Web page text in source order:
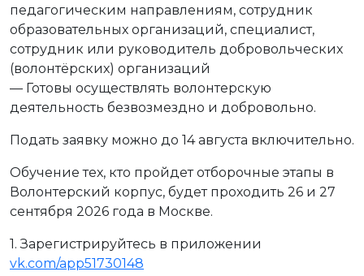
педагогическим направлениям, сотрудник
образовательных организаций, специалист,
сотрудник или руководитель добровольческих
(волонтёрских) организаций
— Готовы осуществлять волонтерскую
деятельность безвозмездно и добровольно.
Подать заявку можно до 14 августа включительно.
Обучение тех, кто пройдет отборочные этапы в
Волонтерский корпус, будет проходить 26 и 27
сентября 2026 года в Москве.
1. Зарегистрируйтесь в приложении
vk.com/app51730148